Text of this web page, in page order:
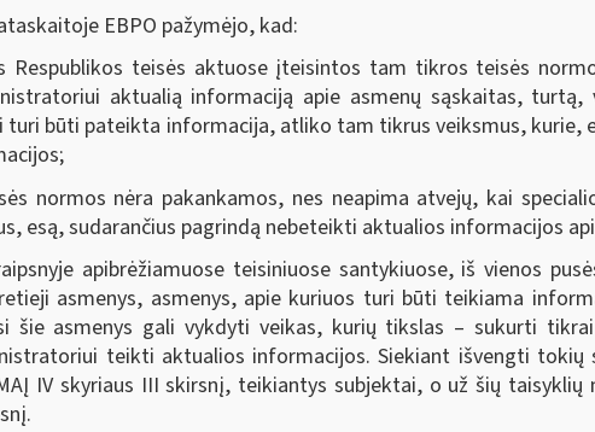
EBPO pažymėjo, kad:
Respublikos teisės aktuose įteisintos tam tikros teisės
aktualią informaciją apie asmenų sąskaitas,
būti pateikta informacija, atliko tam tikrus veiksmus,
normos nėra pakankamos, nes neapima atvejų, kai
esą, sudarančius pagrindą nebeteikti aktualios informacijos
apibrėžiamuose teisiniuose santykiuose, iš vienos
asmenys, asmenys, apie kuriuos turi būti teikiama
šie asmenys gali vykdyti veikas, kurių tikslas – sukurti
teikti aktualios informacijos. Siekiant išvengti
IV skyriaus III skirsnį, teikiantys subjektai, o už šių